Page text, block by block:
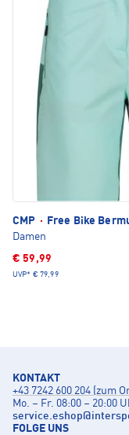
CMP ·
Free Bike
Damen
€ 59,99
UVP* € 79,99
KONTAKT
+43 7242 600 204 (zum
Mo. – Fr. 08:00 – 20:00
service.eshop@
FOLGE UNS